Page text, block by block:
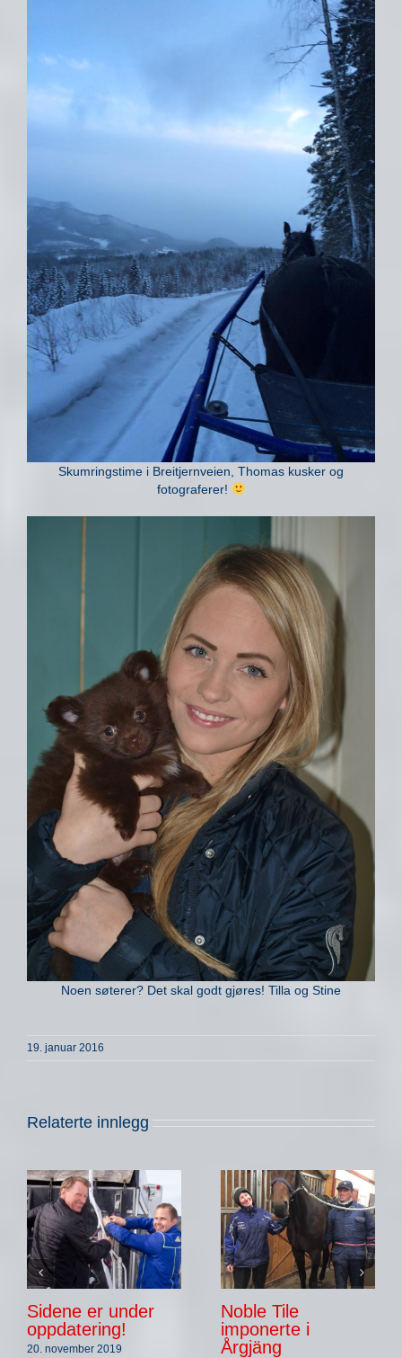
Skumringstime i Breitjernveien, Thomas kusker og
fotograferer!
Noen søterer? Det skal godt gjøres! Tilla og Stine
19. januar 2016
Relaterte innlegg
Sidene er under
oppdatering!
20. november 2019
Noble Tile
imponerte i
Årgjäng